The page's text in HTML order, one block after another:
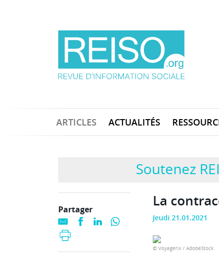
ARTICLES ACTUALITÉS
Soutenez
La
Jeudi 21.01.2021
© Voyagerix / AdobeStock
Partager